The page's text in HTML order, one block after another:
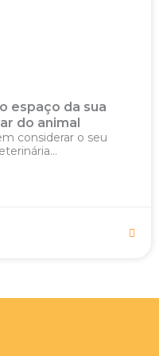
espaço da sua
do animal
considerar o seu